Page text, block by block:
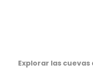
Explorar las